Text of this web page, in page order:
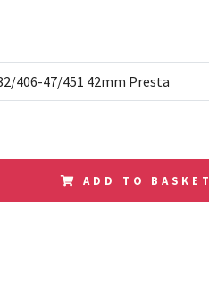
406-47/451 42mm Presta
ADD TO BASKET